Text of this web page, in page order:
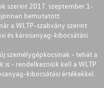
szerint 2017. szeptember 1-
bemutatott
a WLTP-szabvány szerint
és károsanyag-kibocsátási
személygépkocsinak - tehát a
- rendelkezniük kell a WLTP
kibocsátási értékekkel.